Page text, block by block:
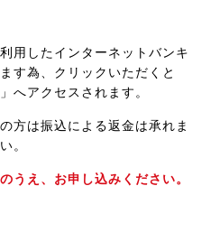
用したインターネットバンキ
す為、クリックいただくと
へアクセスされます。
方は振込による返金は承れま
。
うえ、お申し込みください。